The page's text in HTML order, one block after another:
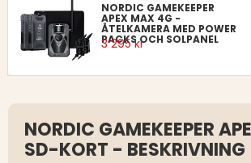
NORDIC GAMEKEEPER
APEX MAX 4G -
ÅTELKAMERA MED POWER
PACKS OCH SOLPANEL
3 295 kr
NORDIC GAMEKEEPER
SD-KORT - BESKRIVNING